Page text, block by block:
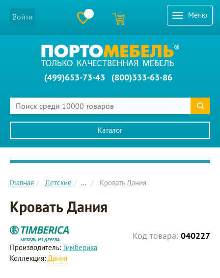
Меню
Войти
(499)653-73-43 (800)333-63-86
Каталог
Главное меню сайта
Главная Детские ... Кровать Дания
Кровать Дания
Код товара: 040227
Производитель: Тимберика
Коллекция: Дания